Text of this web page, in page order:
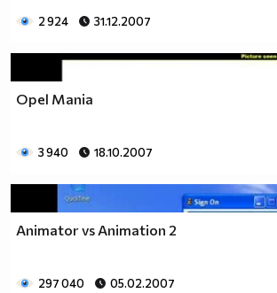
2 924 31.12.2007
Opel Mania
3 940 18.10.2007
Animator vs Animation 2
297 040 05.02.2007